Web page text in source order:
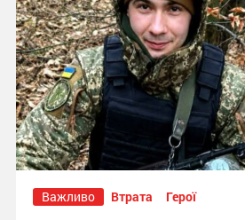
Важливо Втрата Герої